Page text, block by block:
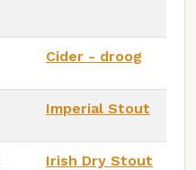
Cider - droog
Imperial Stout
Irish Dry Stout